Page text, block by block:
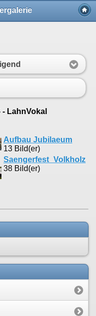
- LahnVokal
Aufbau Jubilaeum
13 Bild(er)
Saengerfest_Volkholz
38 Bild(er)